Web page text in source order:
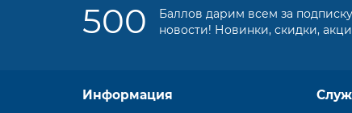
500
Баллов дарим всем за
новости! Новинки, скидки,
Информация